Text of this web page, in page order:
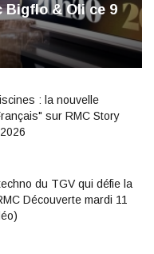
Bigflo & Oli ce 9
: la nouvelle
sur RMC Story
du TGV qui défie la
Découverte mardi 11